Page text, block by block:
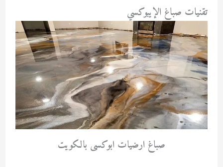
تقنيات صباغ الإيبوكسي
صباغ ارضيات ابوكسى بالكويت